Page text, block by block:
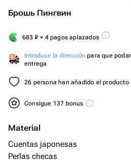
Брошь Пингвин
683 ₽ × 4 pagos aplazados
Introduce la dirección para que
entrega
26 persona han añadido el producto
Consigue 137 bonus
Material
Cuentas japonesas
Perlas checas